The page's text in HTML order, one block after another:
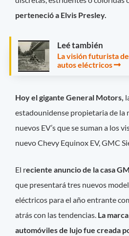
perteneció a Elvis Presley.
Leé también
La visión futurista
autos eléctricos
Hoy el gigante General Motors,
estadounidense propietaria de la
nuevos EV’s que se suman a los
nuevo Chevy Equinox EV, GMC
El reciente anuncio de la casa GM
que presentará tres nuevos
eléctricos para el año entrante
atrás con las tendencias. La
automóviles de lujo fue creada